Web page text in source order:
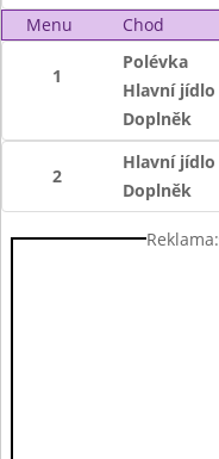
Menu
Chod
1
Polévka
Hlavní jídlo
Doplněk
2
Hlavní jídlo
Doplněk
Reklama: